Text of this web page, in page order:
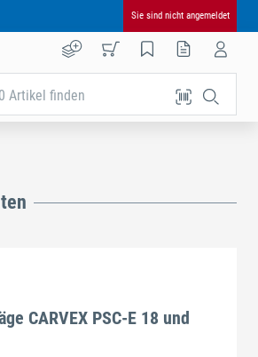
Sie sind nicht angemeldet
Artikel finden
CARVEX PSC-E 18 und